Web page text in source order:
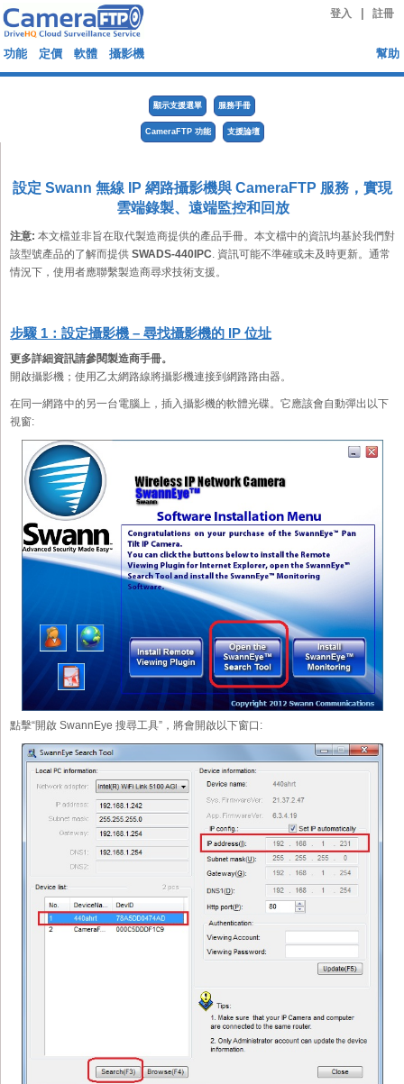
登入 註冊
功能 定價 軟體 攝影機 幫助
顯示支援選單 服務手冊
CameraFTP 功能 支援論壇
設定 Swann 無線 IP 網路攝影機與 CameraFTP 服務，實現
雲端錄製、遠端監控和回放
注意: 本文檔並非旨在取代製造商提供的產品手冊。本文檔中的資訊均基於我們對
該型號產品的了解而提供 SWADS-440IPC. 資訊可能不準確或未及時更新。通常
情況下，使用者應聯繫製造商尋求技術支援。
步驟 1：設定攝影機 – 尋找攝影機的 IP 位址
更多詳細資訊請參閱製造商手冊。
開啟攝影機；使用乙太網路線將攝影機連接到網路路由器。
在同一網路中的另一台電腦上，插入攝影機的軟體光碟。它應該會自動彈出以下
視窗:
點擊“開啟 SwannEye 搜尋工具”，將會開啟以下窗口: